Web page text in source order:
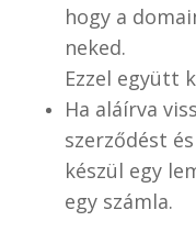
hogy a
neked.
Ezzel együtt
Ha aláírva
szerződést
készül egy
egy számla.